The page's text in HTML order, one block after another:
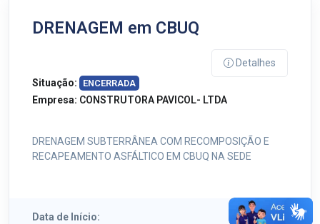
DRENAGEM em CBUQ
Detalhes
Situação:
ENCERRADA
Empresa: CONSTRUTORA PAVICOL- LTDA
DRENAGEM SUBTERRÂNEA COM RECOMPOSIÇÃO E
RECAPEAMENTO ASFÁLTICO EM CBUQ NA SEDE
Data de Início: